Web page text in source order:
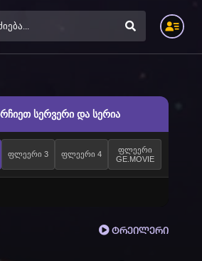
სერვერი და სერია
ფლეერი 3 ფლეერი 4
ფლეერი
GE.MOVIE
ტრეილერი